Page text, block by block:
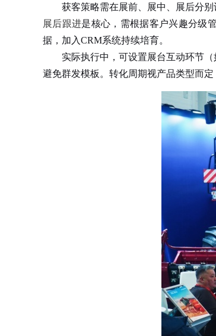
获客策略需在展前、展中、展后分别
展后跟进是核心，需根据客户兴趣分级
据，加入CRM系统持续培育。
实际执行中，可设置展台互动环节（
避免群发模板。转化周期视产品类型而